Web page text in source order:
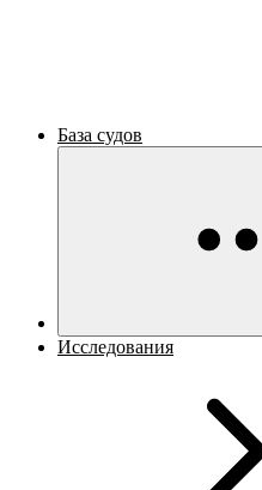
База судов
Исследования